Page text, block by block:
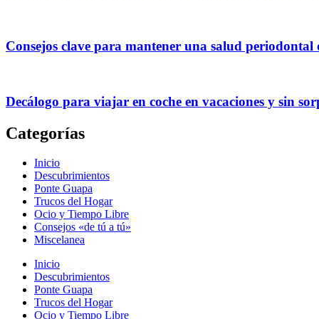
Consejos clave para mantener una salud periodontal
Decálogo para viajar en coche en vacaciones y sin
Categorías
Inicio
Descubrimientos
Ponte Guapa
Trucos del Hogar
Ocio y Tiempo Libre
Consejos «de tú a tú»
Miscelanea
Inicio
Descubrimientos
Ponte Guapa
Trucos del Hogar
Ocio y Tiempo Libre